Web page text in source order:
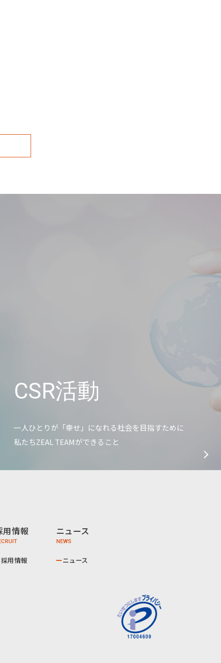
CSR活動
一人ひとりが「幸せ」になれる社会を目指すために
私たちZEAL TEAMができること
用情報
採用情報
ニュース
ニュース